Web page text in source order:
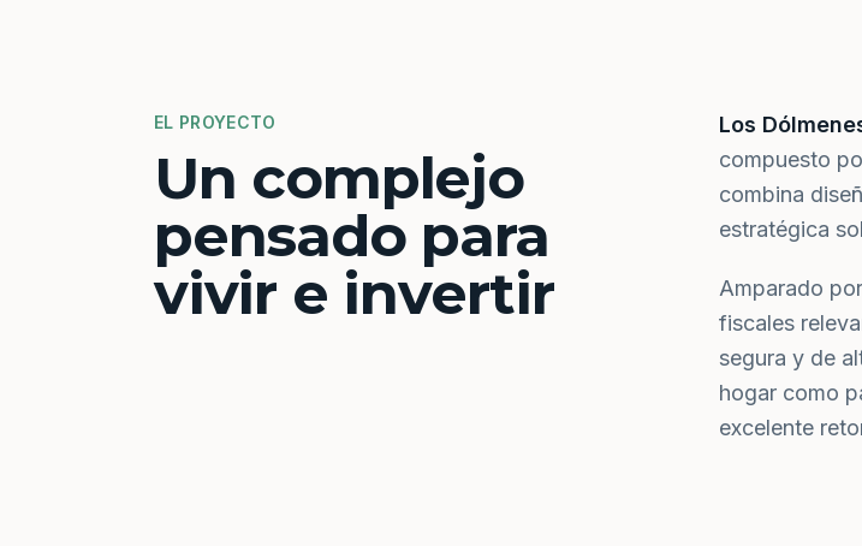
EL PROYECTO
Un complejo
pensado para
vivir e invertir
Los
compuesto
combina
estratégica
Amparado
fiscales
segura y de
hogar como
excelente